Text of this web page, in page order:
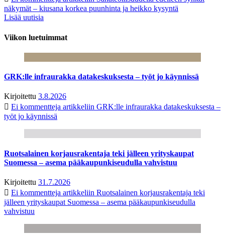
näkymät – kiusana korkea puunhinta ja heikko kysyntä
Lisää uutisia
Viikon luetuimmat
GRK:lle infraurakka datakeskuksesta – työt jo käynnissä
Kirjoitettu 3.8.2026
Ei kommentteja artikkeliin GRK:lle infraurakka datakeskuksesta –
työt jo käynnissä
Ruotsalainen korjausrakentaja teki jälleen yrityskaupat
Suomessa – asema pääkaupunkiseudulla vahvistuu
Kirjoitettu 31.7.2026
Ei kommentteja artikkeliin Ruotsalainen korjausrakentaja teki
jälleen yrityskaupat Suomessa – asema pääkaupunkiseudulla
vahvistuu